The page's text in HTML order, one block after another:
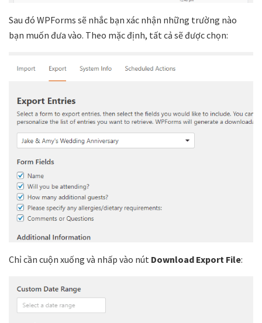
Sau đó WPForms sẽ nhắc bạn xác nhận những trường nào
bạn muốn đưa vào. Theo mặc định, tất cả sẽ được chọn:
Chỉ cần cuộn xuống và nhấp vào nút Download Export File: